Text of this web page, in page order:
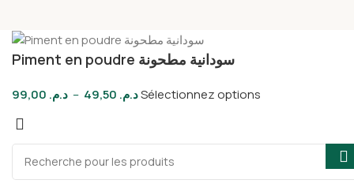
Piment en poudre سودانية مطحونة
د.م. – د.م. Sélectionnez options